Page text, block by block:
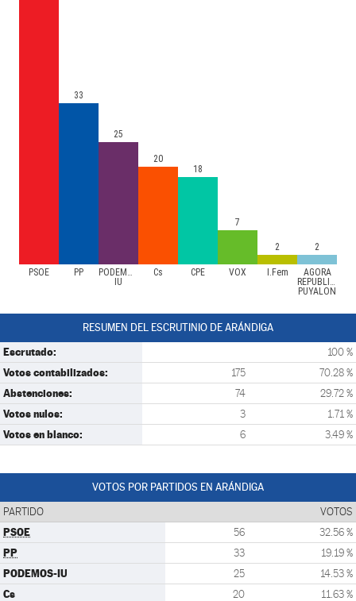
PSOE PP
PODEMOS-
IU
Cs CPE VOX I.Fem
AGORA
REPUBLICAS-
PUYALON
33
25
20
18
7
2 2
RESUMEN DEL ESCRUTINIO DE ARÁNDIGA
Escrutado: 100 %
Votos contabilizados: 175 70.28 %
Abstenciones: 74 29.72 %
Votos nulos: 3 1.71 %
Votos en blanco: 6 3.49 %
VOTOS POR PARTIDOS EN ARÁNDIGA
PARTIDO VOTOS
PSOE 56 32.56 %
PP 33 19.19 %
PODEMOS-IU 25 14.53 %
Cs 20 11.63 %